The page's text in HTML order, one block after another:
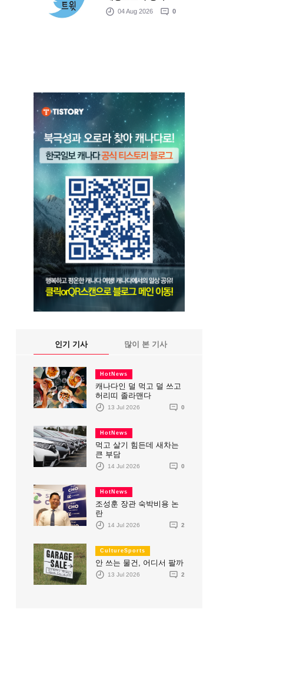
04 Aug 2026 0
인기 기사 많이 본 기사
HotNews
캐나다인 덜 먹고 덜 쓰고
허리띠 졸라맨다
13 Jul 2026 0
HotNews
먹고 살기 힘든데 새차는
큰 부담
14 Jul 2026 0
HotNews
조성훈 장관 숙박비용 논
란
14 Jul 2026 2
CultureSports
안 쓰는 물건, 어디서 팔까
13 Jul 2026 2